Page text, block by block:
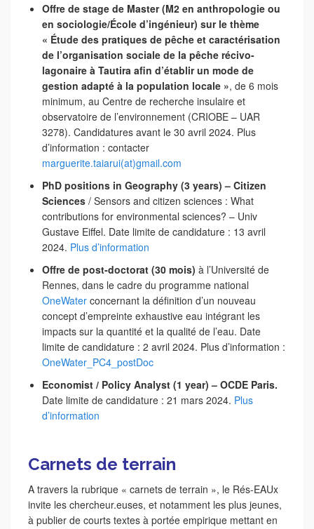
Offre de stage de Master (M2 en anthropologie ou
en sociologie/École d’ingénieur) sur le thème
« Étude des pratiques de pêche et caractérisation
de l’organisation sociale de la pêche récivo-
lagonaire à Tautira afin d’établir un mode de
gestion adapté à la population locale », de 6 mois
minimum, au Centre de recherche insulaire et
observatoire de l’environnement (CRIOBE – UAR
3278). Candidatures avant le 30 avril 2024. Plus
d’information : contacter
marguerite.taiarui(at)gmail.com
PhD positions in Geography (3 years) – Citizen
Sciences / Sensors and citizen sciences : What
contributions for environmental sciences? – Univ
Gustave Eiffel. Date limite de candidature : 13 avril
2024. Plus d’information
Offre de post-doctorat (30 mois) à l’Université de
Rennes, dans le cadre du programme national
OneWater concernant la définition d’un nouveau
concept d’empreinte exhaustive eau intégrant les
impacts sur la quantité et la qualité de l’eau. Date
limite de candidature : 2 avril 2024. Plus d’information :
OneWater_PC4_postDoc
Economist / Policy Analyst (1 year) – OCDE Paris.
Date limite de candidature : 21 mars 2024. Plus
d’information
Carnets de terrain
A travers la rubrique « carnets de terrain », le Rés-EAUx
invite les chercheur.euses, et notamment les plus jeunes,
à publier de courts textes à portée empirique mettant en